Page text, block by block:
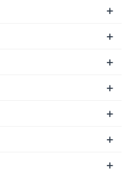
+
+
+
+
+
+
+